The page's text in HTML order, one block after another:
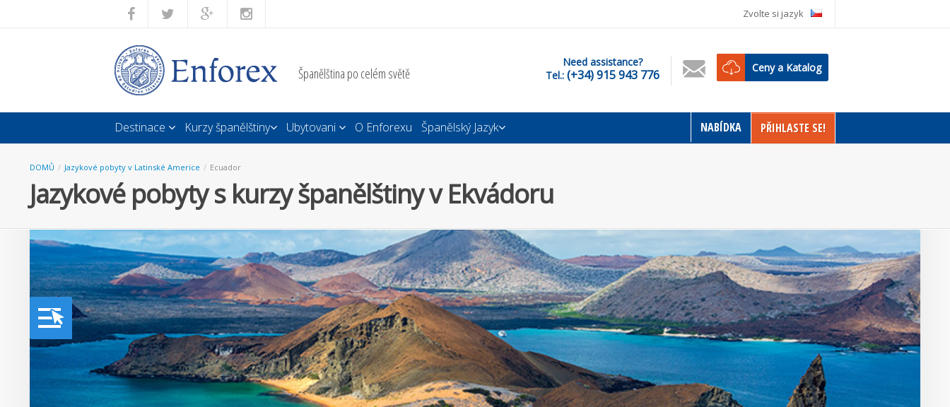
Zvolte si jazyk
Španělština po celém světě
Need assistance?
Tel.: (+34) 915 943 776 Ceny a Katalog
NABÍDKA PŘIHLASTE SE!
Destinace Kurzy španělštiny Ubytovani O Enforexu Španělský Jazyk
DOMŮ / Jazykové pobyty v Latinské Americe / Ecuador
Jazykové pobyty s kurzy španělštiny v Ekvádoru